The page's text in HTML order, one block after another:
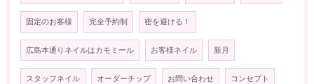
固定のお客様 完全予約制 密を避ける！
広島本通りネイルはカモミール お客様ネイル 新月
スタッフネイル オーダーチップ お問い合わせ コンセプト